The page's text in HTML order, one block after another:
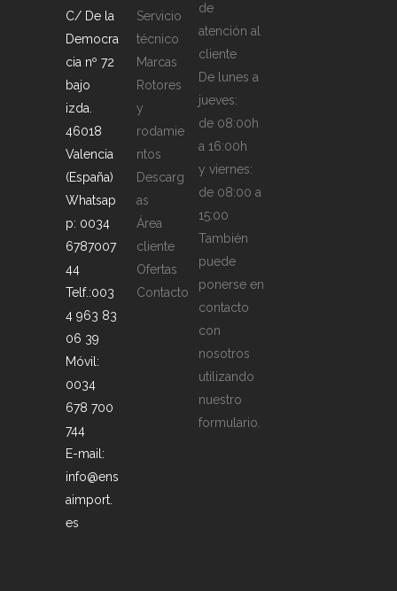
C/ De la
Democra
cia nº 72
bajo
izda.
46018
Valencia
(España)
Whatsap
p: 0034
6787007
44
Telf.:003
4 963 83
06 39
Móvil:
0034
678 700
744
E-mail:
info@ens
aimport.
es
Servicio
técnico
Marcas
Rotores
y
rodamie
ntos
Descarg
as
Área
cliente
Ofertas
Contacto
de
atención al
cliente
De lunes a
jueves:
de 08:00h
a 16:00h
y viernes:
de 08:00 a
15:00
También
puede
ponerse en
contacto
con
nosotros
utilizando
nuestro
formulario.